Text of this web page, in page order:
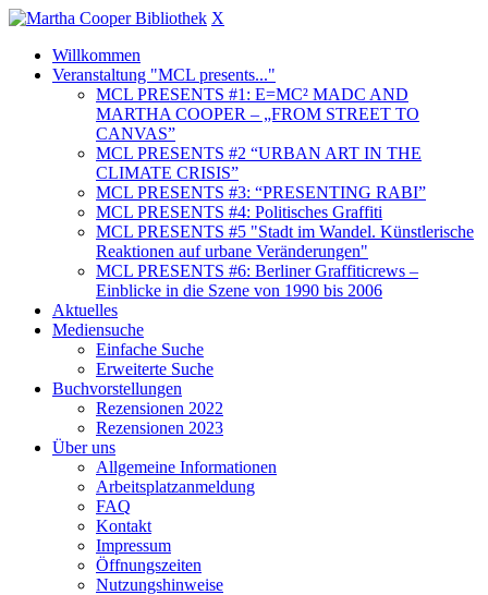
X
Willkommen
Veranstaltung "MCL presents..."
MCL PRESENTS #1: E=MC² MADC AND
MARTHA COOPER – „FROM STREET TO
CANVAS”
MCL PRESENTS #2 “URBAN ART IN THE
CLIMATE CRISIS”
MCL PRESENTS #3: “PRESENTING RABI”
MCL PRESENTS #4: Politisches Graffiti
MCL PRESENTS #5 "Stadt im Wandel. Künstlerische
Reaktionen auf urbane Veränderungen"
MCL PRESENTS #6: Berliner Graffiticrews –
Einblicke in die Szene von 1990 bis 2006
Aktuelles
Mediensuche
Einfache Suche
Erweiterte Suche
Buchvorstellungen
Rezensionen 2022
Rezensionen 2023
Über uns
Allgemeine Informationen
Arbeitsplatzanmeldung
FAQ
Kontakt
Impressum
Öffnungszeiten
Nutzungshinweise